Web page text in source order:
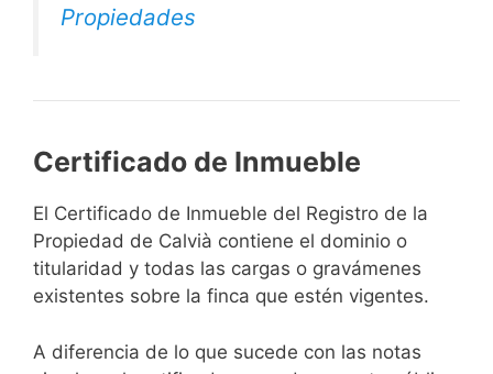
Propiedades
Certificado de Inmueble
El Certificado de Inmueble del Registro de la
Propiedad de Calvià contiene el dominio o
titularidad y todas las cargas o gravámenes
existentes sobre la finca que estén vigentes.
A diferencia de lo que sucede con las notas